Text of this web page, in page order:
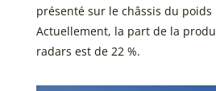
présenté sur le châssis du poids
Actuellement, la part de la
radars est de 22 %.